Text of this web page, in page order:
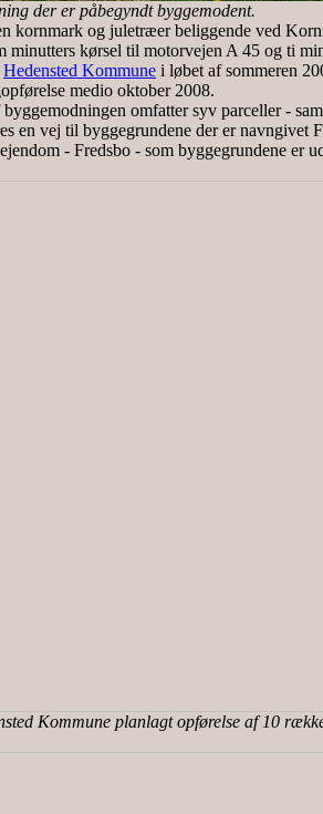
der er påbegyndt byggemodent.
kornmark og juletræer beliggende ved
minutters kørsel til motorvejen A 45 og ti
Hedensted Kommune i løbet af sommeren
medio oktober 2008.
byggemodningen omfatter syv parceller -
en vej til byggegrundene der er navngivet
- Fredsbo - som byggegrundene er
Kommune planlagt opførelse af 10